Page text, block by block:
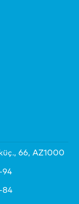
66, AZ1000
94
84